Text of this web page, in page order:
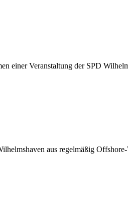
einer Veranstaltung der SPD
aus regelmäßig